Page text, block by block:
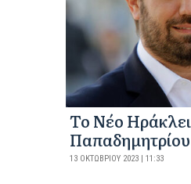
Το Νέο
Παπαδημητρίου
13 ΟΚΤΩΒΡΊΟΥ 2023 | 11:33